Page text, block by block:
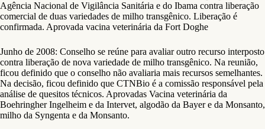
Agência Nacional de Vigilância Sanitária e do Ibama contra liberação
comercial de duas variedades de milho transgênico. Liberação é
confirmada. Aprovada vacina veterinária da Fort Doghe
Junho de 2008: Conselho se reúne para avaliar outro recurso interposto
contra liberação de nova variedade de milho transgênico. Na reunião,
ficou definido que o conselho não avaliaria mais recursos semelhantes.
Na decisão, ficou definido que CTNBio é a comissão responsável pela
análise de quesitos técnicos. Aprovadas Vacina veterinária da
Boehringher Ingelheim e da Intervet, algodão da Bayer e da Monsanto,
milho da Syngenta e da Monsanto.